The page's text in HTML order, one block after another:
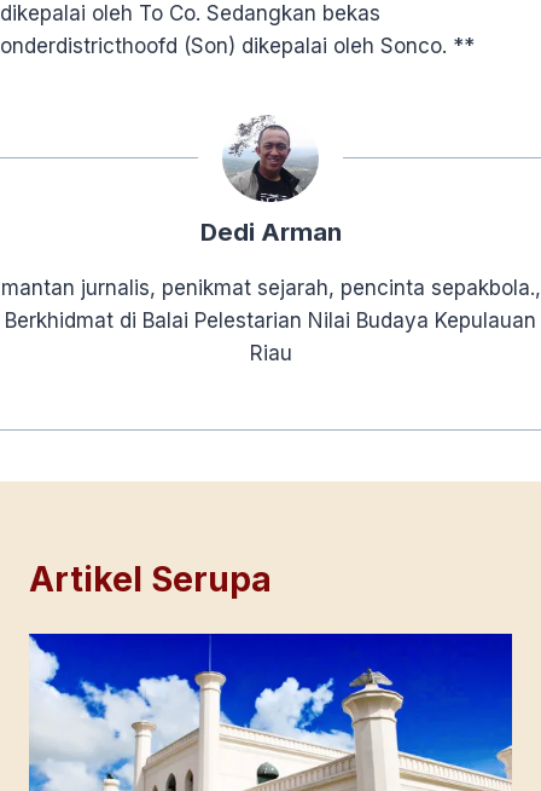
dikepalai oleh To Co. Sedangkan bekas
onderdistricthoofd (Son) dikepalai oleh Sonco. **
Dedi Arman
mantan jurnalis, penikmat sejarah, pencinta sepakbola.,
Berkhidmat di Balai Pelestarian Nilai Budaya Kepulauan
Riau
Artikel Serupa